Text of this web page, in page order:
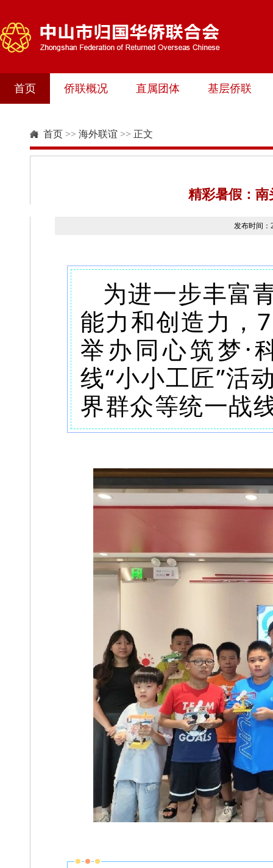
首页 侨联概况 直属团体 基层侨联
首页 >> 海外联谊 >> 正文
精彩暑假：南
发布时间
为进一步丰富
能力和创造力，
举办同心筑梦
线“小小工匠”活
界群众等统一战